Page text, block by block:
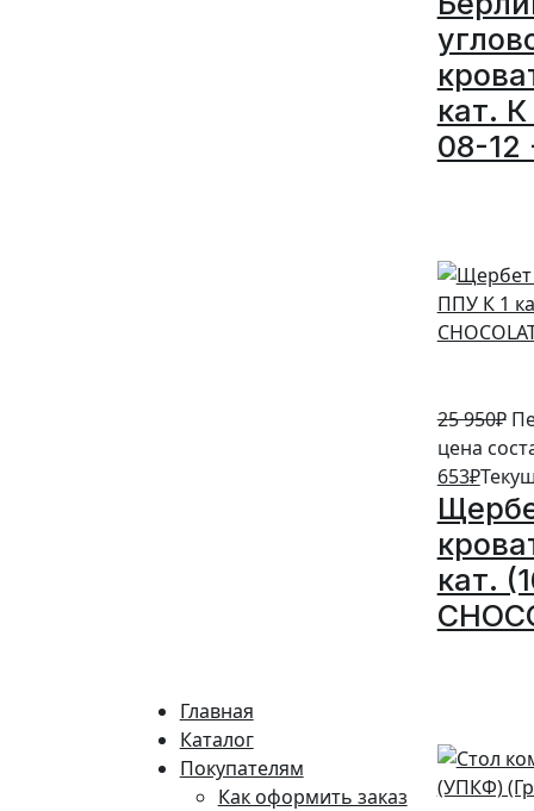
Главная
Каталог
Покупателям
Как оформить заказ
кат.
08-12
25 950₽
цена
653₽
кат.